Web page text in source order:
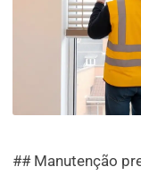
## Manutenção